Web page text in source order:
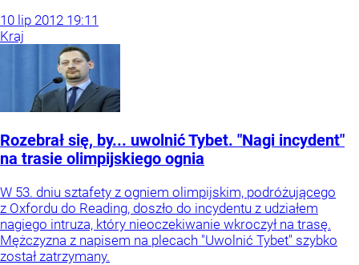
10 lip 2012 19:11
Kraj
Rozebrał się, by... uwolnić Tybet. "Nagi incydent"
na trasie olimpijskiego ognia
W 53. dniu sztafety z ogniem olimpijskim, podróżującego
z Oxfordu do Reading, doszło do incydentu z udziałem
nagiego intruza, który nieoczekiwanie wkroczył na trasę.
Mężczyzna z napisem na plecach "Uwolnić Tybet" szybko
został zatrzymany.